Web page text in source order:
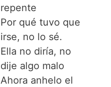
repente
Por qué tuvo que
irse, no lo sé.
Ella no diría, no
dije algo malo
Ahora anhelo el